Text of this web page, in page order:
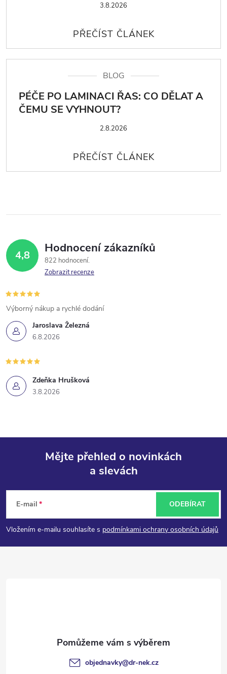
3.8.2026
BLOG
PÉČE PO LAMINACI ŘAS: CO DĚLAT A
ČEMU SE VYHNOUT?
2.8.2026
4,8 Hodnocení zákazníků
822 hodnocení
Zobrazit recenze
Jaroslava Železná
6.8.2026
Výborný nákup a rychlé dodání
Zdeňka Hrušková
3.8.2026
p
a
Mějte přehled o novinkách
a slevách
E-mail
Vložením e-mailu souhlasíte s podmínkami ochrany osobních údajů
ODEBÍRAT
objednavky@dr-nek.cz